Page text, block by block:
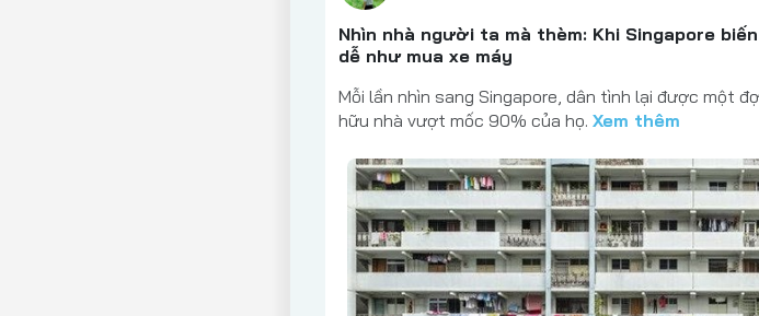
Nhìn nhà người ta mà thèm: Khi Singapore
dễ như mua xe máy
Mỗi lần nhìn sang Singapore, dân tình lại được một
hữu nhà vượt mốc 90% của họ.Xem thêm